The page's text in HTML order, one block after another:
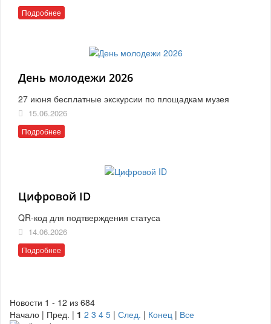
Подробнее
День молодежи 2026
27 июня бесплатные экскурсии по площадкам музея
15.06.2026
Подробнее
Цифровой ID
QR-код для подтверждения статуса
14.06.2026
Подробнее
Новости 1 - 12 из 684
Начало | Пред. | 1 2 3 4 5 | След. | Конец | Все